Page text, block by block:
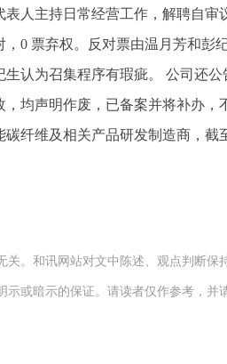
人主持日常经营工作，解聘自审
0 票弃权。反对票由温月芳和彭
认为召集程序有瑕疵。 公司还公
均声明作废，已备案并将补办，
纤维及相关产品研发制造商，截
关。和讯网站对文中陈述、观点判断保
或暗示的保证。请读者仅作参考，并